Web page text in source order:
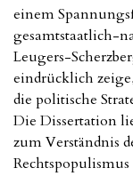
einem
gesamtstaatlich-
Leugers-
eindrücklich
die politische
Die Dissertation
zum Verständnis